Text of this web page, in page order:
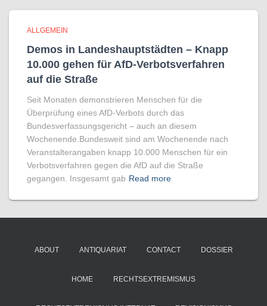
ALLGEMEIN
Demos in Landeshauptstädten – Knapp
10.000 gehen für AfD-Verbotsverfahren
auf die Straße
Seit Monaten demonstrieren Menschen für die
Überprüfung eines AfD-Verbots durch das
Bundesverfassungsgericht – auch an diesem
Wochenende.Bundesweit sind am Wochenende nach
Veranstalterangaben knapp 10.000 Menschen für ein
Verbotsverfahren gegen die AfD auf die Straße
gegangen. Insgesamt gab Read more
ABOUT ANTIQUARIAT CONTACT DOSSIER
HOME RECHTSEXTREMISMUS